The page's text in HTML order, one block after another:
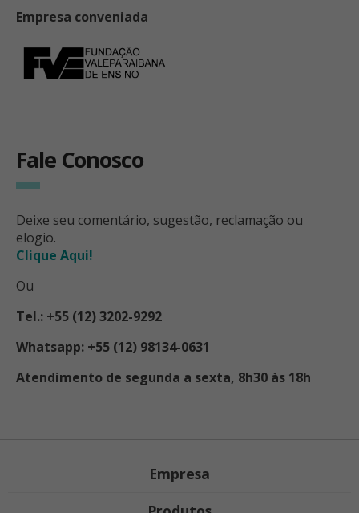
Empresa conveniada
Fale Conosco
Deixe seu comentário, sugestão, reclamação ou
elogio.
Clique Aqui!
Ou
Tel.: +55 (12) 3202-9292
Whatsapp: +55 (12) 98134-0631
Atendimento de segunda a sexta, 8h30 às 18h
Empresa